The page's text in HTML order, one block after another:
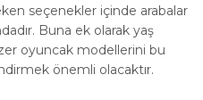
seçenekler içinde arabalar
Buna ek olarak yaş
oyuncak modellerini bu
önemli olacaktır.